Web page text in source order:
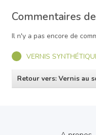
Commentaires
Il n'y a pas encore de
VERNIS
Retour vers: Vernis au